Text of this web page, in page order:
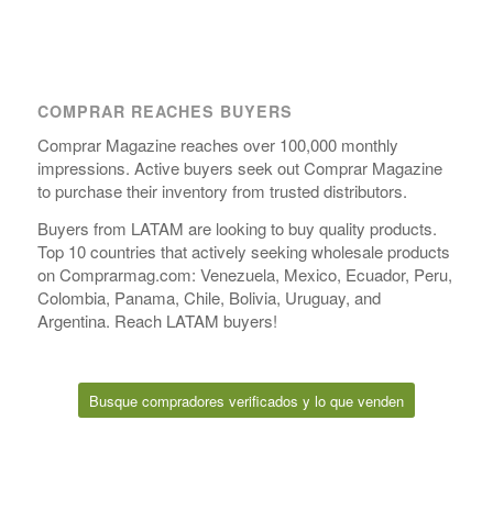
COMPRAR REACHES BUYERS
Comprar Magazine reaches over 100,000 monthly
impressions. Active buyers seek out Comprar Magazine
to purchase their inventory from trusted distributors.
Buyers from LATAM are looking to buy quality products.
Top 10 countries that actively seeking wholesale products
on Comprarmag.com: Venezuela, Mexico, Ecuador, Peru,
Colombia, Panama, Chile, Bolivia, Uruguay, and
Argentina. Reach LATAM buyers!
Busque compradores verificados y lo que venden